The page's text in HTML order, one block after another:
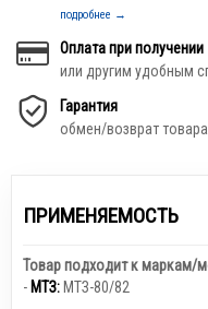
подробнее →
Оплата при получении
или другим удобным
Гарантия
обмен/возврат
ПРИМЕНЯЕМОСТЬ
Товар подходит к маркам/
- МТЗ:МТЗ-80/82